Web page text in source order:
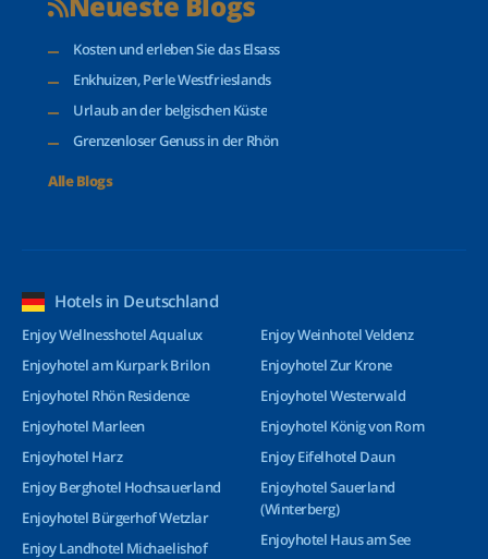
Kosten und erleben Sie das Elsass
Enkhuizen, Perle Westfrieslands
Urlaub an der belgischen Küste
Grenzenloser Genuss in der Rhön
Alle Blogs
Hotels in Deutschland
Enjoy Wellnesshotel Aqualux
Enjoyhotel am Kurpark Brilon
Enjoyhotel Rhön Residence
Enjoyhotel Marleen
Enjoyhotel Harz
Enjoy Berghotel Hochsauerland
Enjoyhotel Bürgerhof Wetzlar
Enjoy Landhotel Michaelishof
Enjoy Weinhotel Veldenz
Enjoyhotel Zur Krone
Enjoyhotel Westerwald
Enjoyhotel König von Rom
Enjoy Eifelhotel Daun
Enjoyhotel Sauerland
(Winterberg)
Enjoyhotel Haus am See